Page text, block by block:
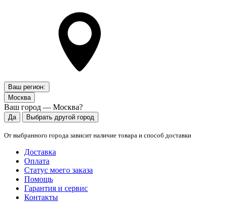
Ваш регион:
Москва
Ваш город — Москва?
Да Выбрать другой город
От выбранного города зависит наличие товара и способ доставки
Доставка
Оплата
Статус моего заказа
Помощь
Гарантия и сервис
Контакты